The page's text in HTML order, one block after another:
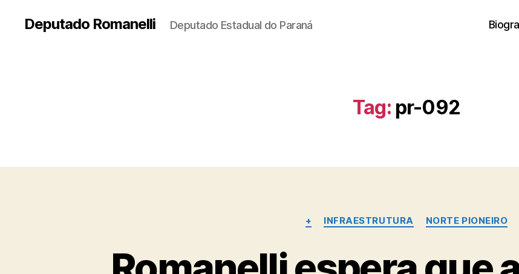
Deputado Romanelli Deputado Estadual do Paraná
Tag: pr-092
Categorias
+ INFRAESTRUTURA NORTE PIONEIRO